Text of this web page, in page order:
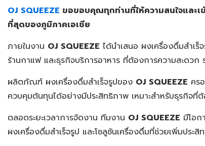
OJ SQUEEZE ขอขอบคุณทุกท่านที่ให้ความสนใจและเ
ที่สุดของภูมิภาคเอเชีย
ภายในงาน OJ SQUEEZE ได้นำเสนอ ผงเครื่องดื่มสำเ
ร้านกาแฟ และธุรกิจบริการอาหาร ที่ต้องการความสะดวก
ผลิตภัณฑ์ ผงเครื่องดื่มสำเร็จรูปของ OJ SQUEEZE คร
ควบคุมต้นทุนได้อย่างมีประสิทธิภาพ เหมาะสำหรับธุรกิจที่
ตลอดระยะเวลาการจัดงาน ทีมงาน OJ SQUEEZE มีโอก
ผงเครื่องดื่มสำเร็จรูป และโซลูชันเครื่องดื่มที่ช่วยเพิ่มปร